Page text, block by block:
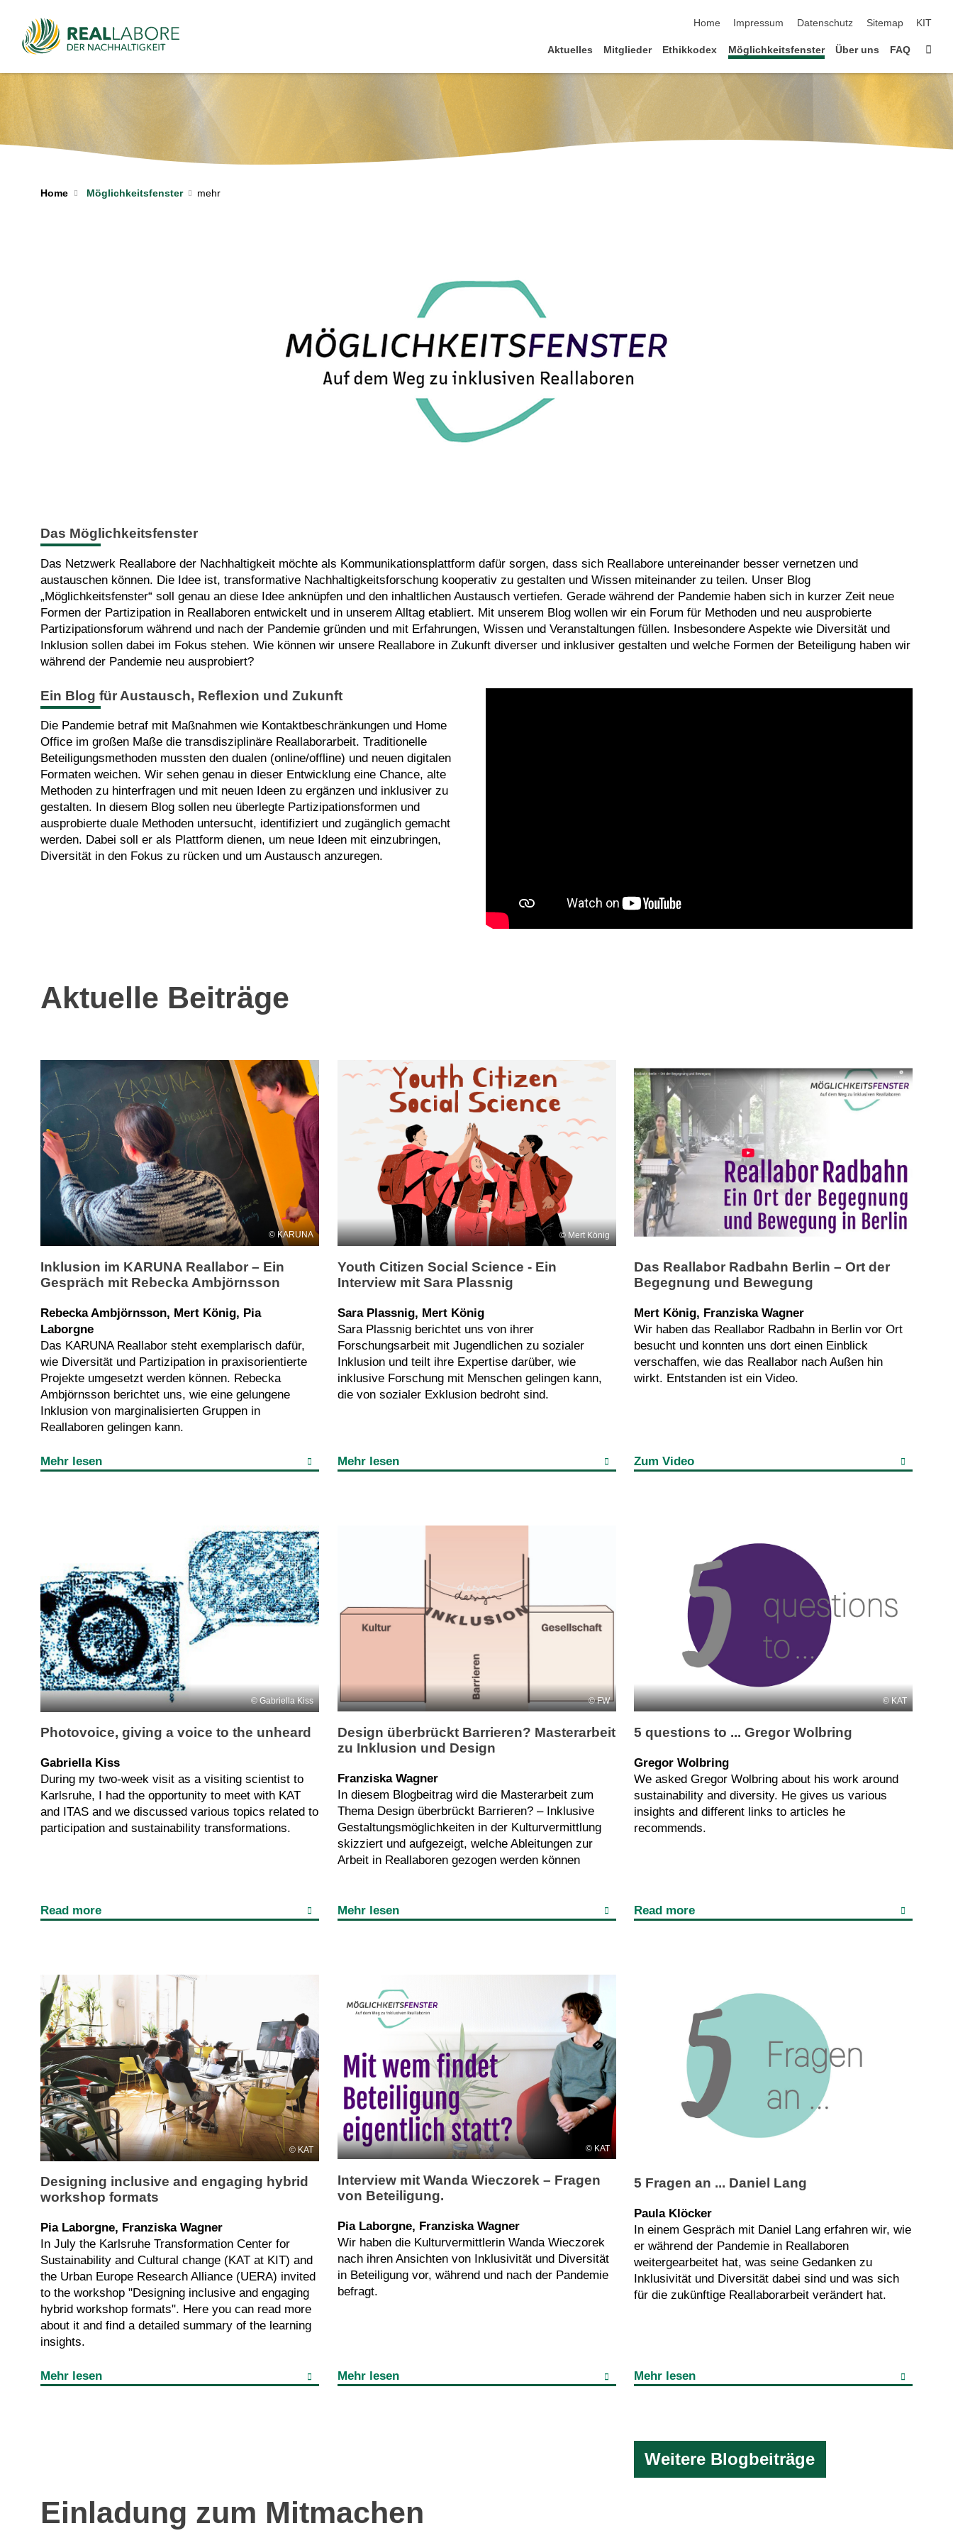
Home
Impressum Datenschutz Sitemap KIT
Aktuelles Mitglieder Ethikkodex Möglichkeitsfenster Über uns FAQ
Home Möglichkeitsfenster
Das Möglichkeitsfenster
Das Netzwerk Reallabore der Nachhaltigkeit möchte als Kommunikationsplattform dafür sorgen, dass sich Reallabore untereinander besser vernetzen und
austauschen können. Die Idee ist, transformative Nachhaltigkeitsforschung kooperativ zu gestalten und Wissen miteinander zu teilen. Unser Blog
„Möglichkeitsfenster“ soll genau an diese Idee anknüpfen und den inhaltlichen Austausch vertiefen. Gerade während der Pandemie haben sich in kurzer Zeit neue
Formen der Partizipation in Reallaboren entwickelt und in unserem Alltag etabliert. Mit unserem Blog wollen wir ein Forum für Methoden und neu ausprobierte
Partizipationsforum während und nach der Pandemie gründen und mit Erfahrungen, Wissen und Veranstaltungen füllen. Insbesondere Aspekte wie Diversität und
Inklusion sollen dabei im Fokus stehen. Wie können wir unsere Reallabore in Zukunft diverser und inklusiver gestalten und welche Formen der Beteiligung haben wir
während der Pandemie neu ausprobiert?
Ein Blog für Austausch, Reflexion und Zukunft
Die Pandemie betraf mit Maßnahmen wie Kontaktbeschränkungen und Home
Office im großen Maße die transdisziplinäre Reallaborarbeit. Traditionelle
Beteiligungsmethoden mussten den dualen (online/offline) und neuen digitalen
Formaten weichen. Wir sehen genau in dieser Entwicklung eine Chance, alte
Methoden zu hinterfragen und mit neuen Ideen zu ergänzen und inklusiver zu
gestalten. In diesem Blog sollen neu überlegte Partizipationsformen und
ausprobierte duale Methoden untersucht, identifiziert und zugänglich gemacht
werden. Dabei soll er als Plattform dienen, um neue Ideen mit einzubringen,
Diversität in den Fokus zu rücken und um Austausch anzuregen.
Aktuelle Beiträge
KARUNA
Inklusion im KARUNA Reallabor – Ein
Gespräch mit Rebecka Ambjörnsson
Rebecka Ambjörnsson, Mert König, Pia
Laborgne
Das KARUNA Reallabor steht exemplarisch dafür,
wie Diversität und Partizipation in praxisorientierte
Projekte umgesetzt werden können. Rebecka
Ambjörnsson berichtet uns, wie eine gelungene
Inklusion von marginalisierten Gruppen in
Reallaboren gelingen kann.
Mehr lesen
Mert König
Youth Citizen Social Science - Ein
Interview mit Sara Plassnig
Sara Plassnig, Mert König
Sara Plassnig berichtet uns von ihrer
Forschungsarbeit mit Jugendlichen zu sozialer
Inklusion und teilt ihre Expertise darüber, wie
inklusive Forschung mit Menschen gelingen kann,
die von sozialer Exklusion bedroht sind.
Mehr lesen
Das Reallabor Radbahn Berlin – Ort der
Begegnung und Bewegung
Mert König, Franziska Wagner
Wir haben das Reallabor Radbahn in Berlin vor Ort
besucht und konnten uns dort einen Einblick
verschaffen, wie das Reallabor nach Außen hin
wirkt. Entstanden ist ein Video.
Zum Video
Gabriella Kiss
Photovoice, giving a voice to the unheard
Gabriella Kiss
During my two-week visit as a visiting scientist to
Karlsruhe, I had the opportunity to meet with KAT
and ITAS and we discussed various topics related to
participation and sustainability transformations.
Read more
FW
Design überbrückt Barrieren? Masterarbeit
zu Inklusion und Design
Franziska Wagner
In diesem Blogbeitrag wird die Masterarbeit zum
Thema Design überbrückt Barrieren? – Inklusive
Gestaltungsmöglichkeiten in der Kulturvermittlung
skizziert und aufgezeigt, welche Ableitungen zur
Arbeit in Reallaboren gezogen werden können
Mehr lesen
KAT
5 questions to ... Gregor Wolbring
Gregor Wolbring
We asked Gregor Wolbring about his work around
sustainability and diversity. He gives us various
insights and different links to articles he
recommends.
Read more
KAT
Designing inclusive and engaging hybrid
workshop formats
Pia Laborgne, Franziska Wagner
In July the Karlsruhe Transformation Center for
Sustainability and Cultural change (KAT at KIT) and
the Urban Europe Research Alliance (UERA) invited
to the workshop "Designing inclusive and engaging
hybrid workshop formats". Here you can read more
about it and find a detailed summary of the learning
insights.
Mehr lesen
KAT
Interview mit Wanda Wieczorek – Fragen
von Beteiligung.
Pia Laborgne, Franziska Wagner
Wir haben die Kulturvermittlerin Wanda Wieczorek
nach ihren Ansichten von Inklusivität und Diversität
in Beteiligung vor, während und nach der Pandemie
befragt.
Mehr lesen
5 Fragen an ... Daniel Lang
Paula Klöcker
In einem Gespräch mit Daniel Lang erfahren wir, wie
er während der Pandemie in Reallaboren
weitergearbeitet hat, was seine Gedanken zu
Inklusivität und Diversität dabei sind und was sich
für die zukünftige Reallaborarbeit verändert hat.
Mehr lesen
Weitere Blogbeiträge
Einladung zum Mitmachen